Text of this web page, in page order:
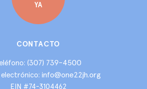
YA
CONTACTO
(307) 739-4500
info@one22jh.org
EIN #74-3104462